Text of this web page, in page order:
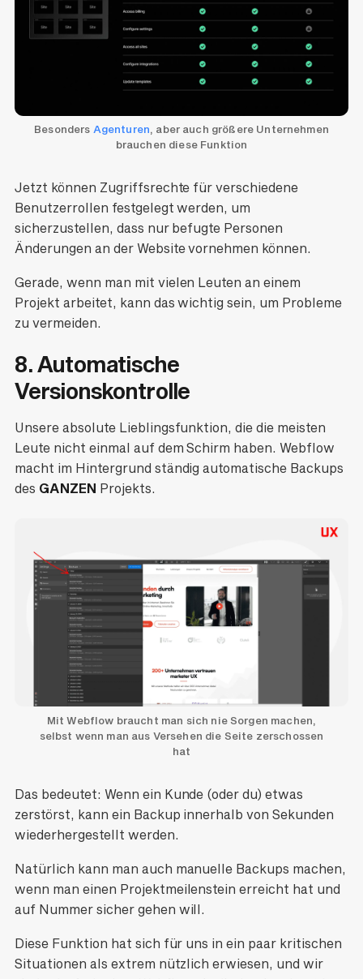
Besonders Agenturen, aber auch größere Unternehmen
brauchen diese Funktion
Jetzt können Zugriffsrechte für verschiedene
Benutzerrollen festgelegt werden, um
sicherzustellen, dass nur befugte Personen
Änderungen an der Website vornehmen können.
Gerade, wenn man mit vielen Leuten an einem
Projekt arbeitet, kann das wichtig sein, um Probleme
zu vermeiden.
8. Automatische
Versionskontrolle
Unsere absolute Lieblingsfunktion, die die meisten
Leute nicht einmal auf dem Schirm haben. Webflow
macht im Hintergrund ständig automatische Backups
des GANZEN Projekts.
Mit Webflow braucht man sich nie Sorgen machen,
selbst wenn man aus Versehen die Seite zerschossen
hat
Das bedeutet: Wenn ein Kunde (oder du) etwas
zerstörst, kann ein Backup innerhalb von Sekunden
wiederhergestellt werden.
Natürlich kann man auch manuelle Backups machen,
wenn man einen Projektmeilenstein erreicht hat und
auf Nummer sicher gehen will.
Diese Funktion hat sich für uns in ein paar kritischen
Situationen als extrem nützlich erwiesen, und wir